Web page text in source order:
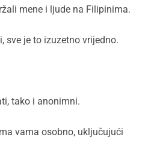
mene i ljude na Filipinima.
sve je to izuzetno vrijedno.
tako i anonimni.
vama osobno, uključujući